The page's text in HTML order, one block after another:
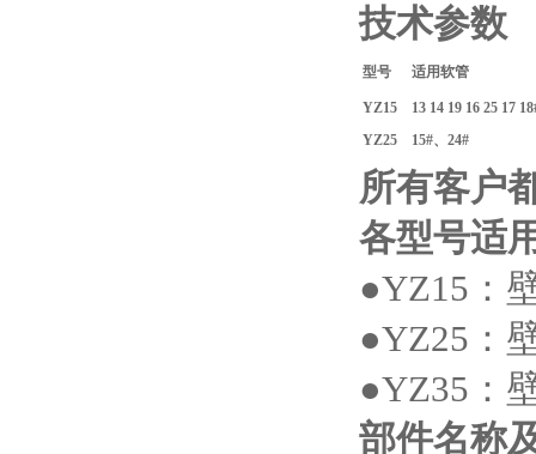
技术参数
型号 适用软管
YZ15
13 14 19 16 25 17
YZ25
15#、24#
所有客户
各型号适
●YZ15：
●YZ25：
●YZ35：
部件名称